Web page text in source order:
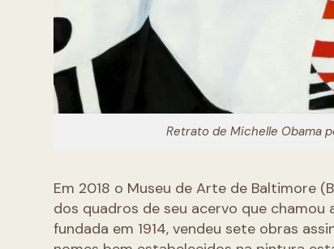
Retrato de Michelle Obama
Em 2018 o Museu de Arte de Baltimore
dos quadros de seu acervo que
fundada em 1914, vendeu sete obras